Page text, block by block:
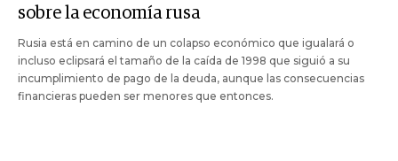
sobre la economía rusa
Rusia está en camino de un colapso económico que igualará o
incluso eclipsará el tamaño de la caída de 1998 que siguió a su
incumplimiento de pago de la deuda, aunque las consecuencias
financieras pueden ser menores que entonces.